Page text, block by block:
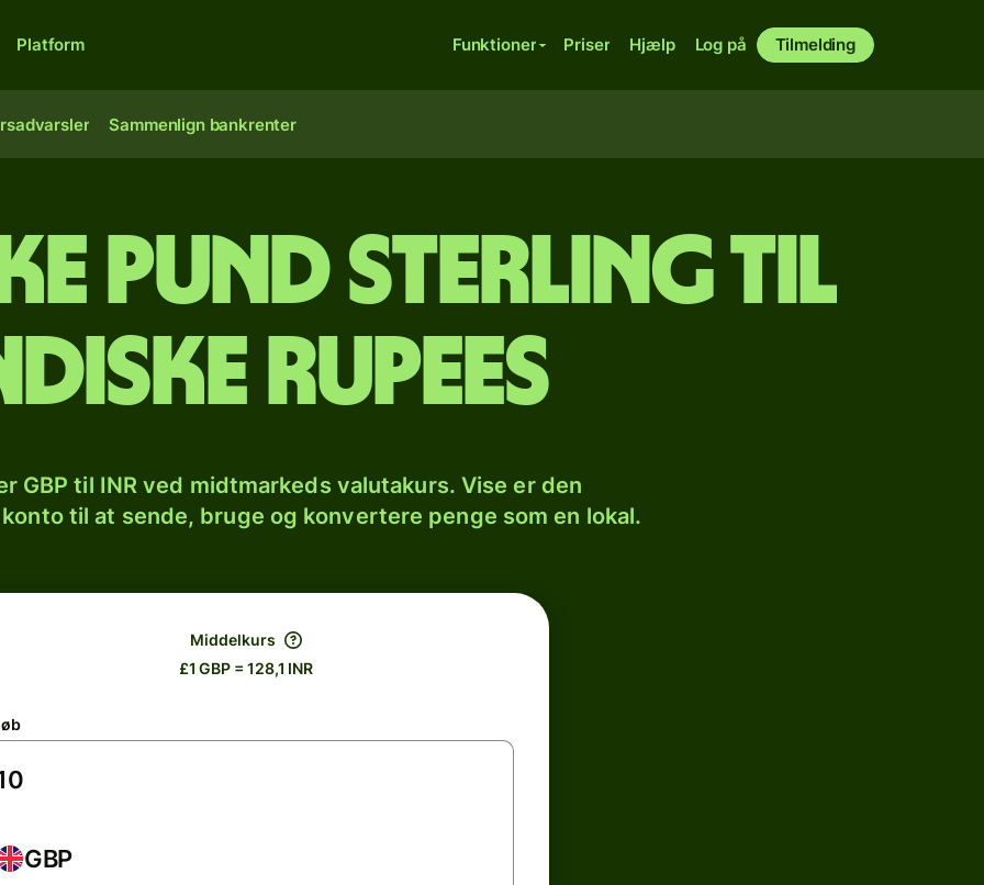
Platform Funktioner Priser Hjælp Log på Tilmelding
Sammenlign bankrenter
pund sterling til
rupees
GBP til INR ved midtmarkeds valutakurs. Vise er den
til at sende, bruge og konvertere penge som en lokal.
Middelkurs
£1 GBP = 128,1 INR
GBP